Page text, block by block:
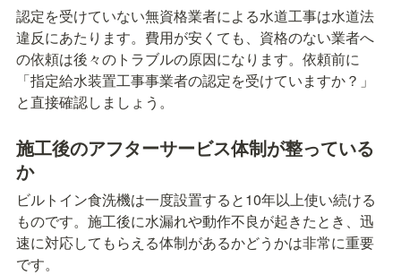
認定を受けていない無資格業者による水道工事は水道法
違反にあたります。費用が安くても、資格のない業者へ
の依頼は後々のトラブルの原因になります。依頼前に
「指定給水装置工事事業者の認定を受けていますか？」
と直接確認しましょう。
施工後のアフターサービス体制が整っている
か
ビルトイン食洗機は一度設置すると10年以上使い続ける
ものです。施工後に水漏れや動作不良が起きたとき、迅
速に対応してもらえる体制があるかどうかは非常に重要
です。